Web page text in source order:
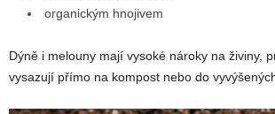
organickým hnojivem
Dýně i melouny mají vysoké nároky na živiny,
vysazují přímo na kompost nebo do